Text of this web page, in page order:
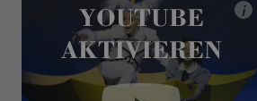
YOUTUBE
AKTIVIEREN
i